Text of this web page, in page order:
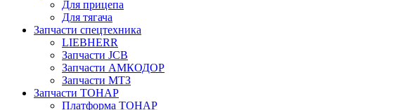
Для прицепа
Для тягача
Запчасти спецтехника
LIEBHERR
Запчасти JCB
Запчасти АМКОДОР
Запчасти МТЗ
Запчасти ТОНАР
Платформа ТОНАР